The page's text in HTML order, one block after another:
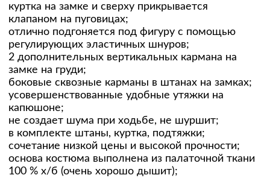
куртка на замке и сверху прикрывается
клапаном на пуговицах;
отлично подгоняется под фигуру с помощью
регулирующих эластичных шнуров;
2 дополнительных вертикальных кармана на
замке на груди;
боковые сквозные карманы в штанах на замках;
усовершенствованные удобные утяжки на
капюшоне;
не создает шума при ходьбе, не шуршит;
в комплекте штаны, куртка, подтяжки;
сочетание низкой цены и высокой прочности;
основа костюма выполнена из палаточной ткани
100 % х/б (очень хорошо дышит);